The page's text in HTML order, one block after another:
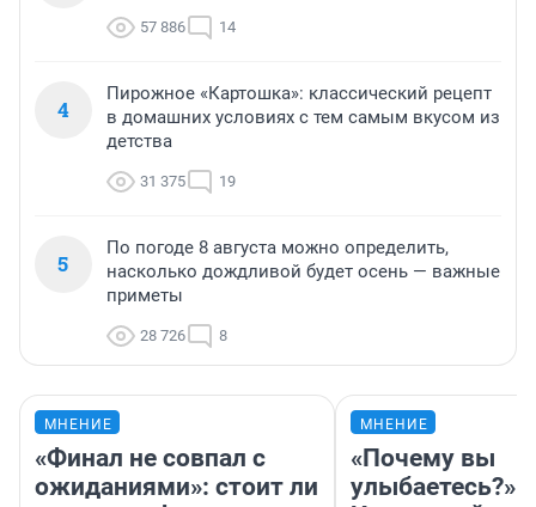
57 886 14
4
Пирожное «Картошка»: классический рецепт
в домашних условиях с тем самым вкусом из
детства
31 375 19
5
По погоде 8 августа можно определить,
насколько дождливой будет осень — важные
приметы
28 726 8
МНЕНИЕ
«Финал не совпал с
ожиданиями»: стоит ли
МНЕНИЕ
«Почему вы
улыбаетесь?»